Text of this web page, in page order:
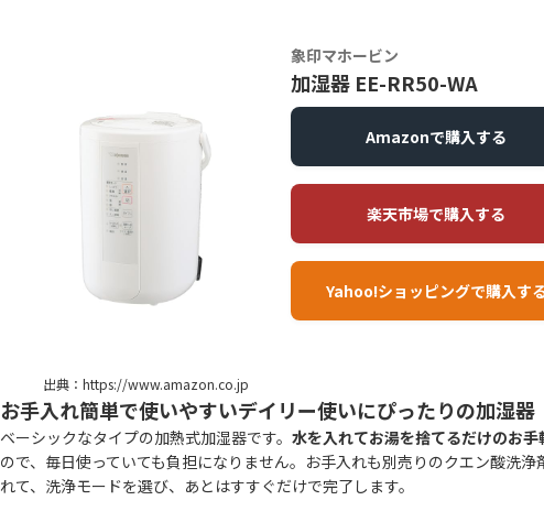
出典：https://www.amazon.co.jp
象印マホービン
加湿器 EE-RR50-WA
Amazonで購入する
楽天市場で購入する
Yahoo!ショッピングで購入す
お手入れ簡単で使いやすいデイリー使いにぴったりの加湿器
ベーシックなタイプの加熱式加湿器です。 水を入れてお湯を捨てるだけのお手
ので、毎日使っていても負担になりません。お手入れも別売りのクエン酸洗浄
れて、洗浄モードを選び、あとはすすぐだけで完了します。